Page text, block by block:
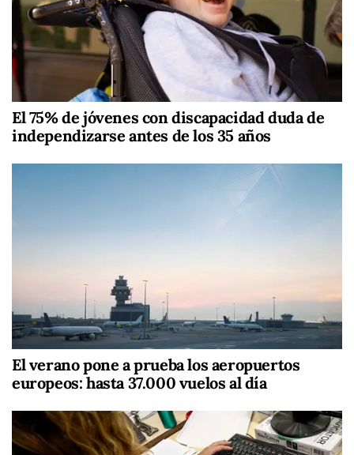
El 75% de jóvenes con discapacidad duda de
independizarse antes de los 35 años
El verano pone a prueba los aeropuertos
europeos: hasta 37.000 vuelos al día